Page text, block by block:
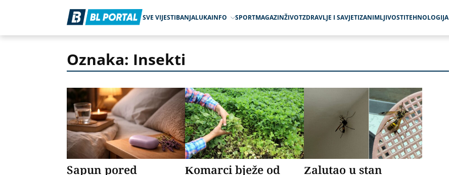
SVE VIJESTIBANJALUKAINFO SPORTMAGAZINŽIVOTZDRAVLJE I SAVJETIZANIMLJIVOSTITEHNOLOGIJA
Oznaka: Insekti
Sapun pored
Komarci bježe od
Zalutao u stan